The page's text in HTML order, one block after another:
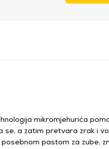
mikromjehurića
se, a zatim pretvara zrak i
pastom za zube,